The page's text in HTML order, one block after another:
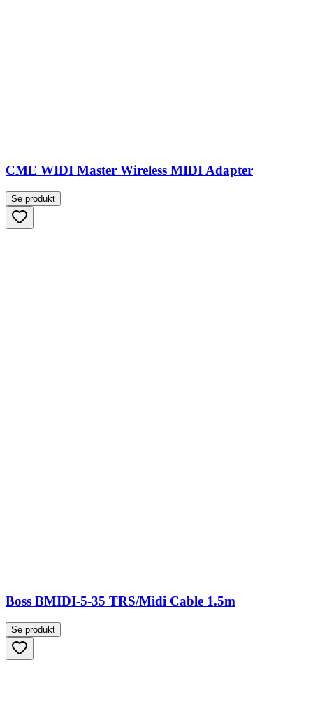
CME WIDI Master Wireless MIDI Adapter
Se produkt
Boss BMIDI-5-35 TRS/Midi Cable 1.5m
Se produkt